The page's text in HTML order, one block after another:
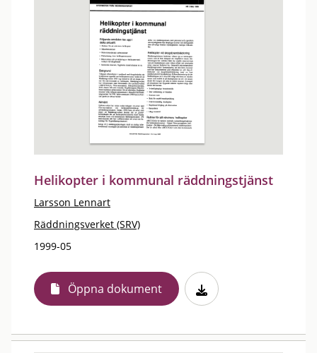
Helikopter i kommunal räddningstjänst
Larsson Lennart
Räddningsverket (SRV)
1999-05
Öppna dokument